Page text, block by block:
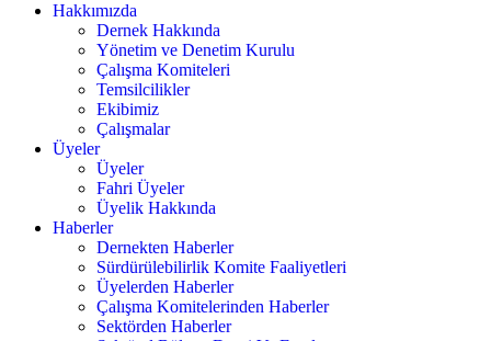
Hakkımızda
Dernek Hakkında
Yönetim ve Denetim Kurulu
Çalışma Komiteleri
Temsilcilikler
Ekibimiz
Çalışmalar
Üyeler
Üyeler
Fahri Üyeler
Üyelik Hakkında
Haberler
Dernekten Haberler
Sürdürülebilirlik Komite Faaliyetleri
Üyelerden Haberler
Çalışma Komitelerinden Haberler
Sektörden Haberler